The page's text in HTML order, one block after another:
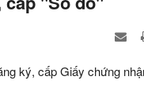
ký, cấp Giấy chứng